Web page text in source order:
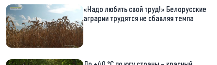
«Надо любить свой труд!» Белорусские
аграрии трудятся не сбавляя темпа